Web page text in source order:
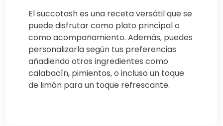
El succotash es una receta versátil que se
puede disfrutar como plato principal o
como acompañamiento. Además, puedes
personalizarla según tus preferencias
añadiendo otros ingredientes como
calabacín, pimientos, o incluso un toque
de limón para un toque refrescante.